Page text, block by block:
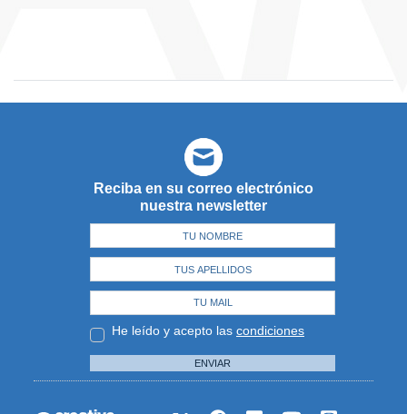
Reciba en su correo electrónico
nuestra newsletter
He leído y acepto las condiciones
ENVIAR